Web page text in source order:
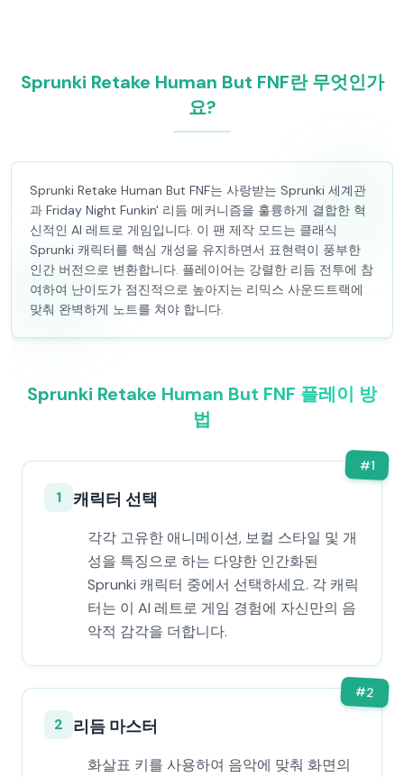
Sprunki Retake Human But FNF란 무엇인가
요?
Sprunki Retake Human But FNF는 사랑받는 Sprunki 세계관
과 Friday Night Funkin' 리듬 메커니즘을 훌륭하게 결합한 혁
신적인 AI 레트로 게임입니다. 이 팬 제작 모드는 클래식
Sprunki 캐릭터를 핵심 개성을 유지하면서 표현력이 풍부한
인간 버전으로 변환합니다. 플레이어는 강렬한 리듬 전투에 참
여하여 난이도가 점진적으로 높아지는 리믹스 사운드트랙에
맞춰 완벽하게 노트를 쳐야 합니다.
Sprunki Retake Human But FNF 플레이 방
법
#1
1 캐릭터 선택
각각 고유한 애니메이션, 보컬 스타일 및 개
성을 특징으로 하는 다양한 인간화된
Sprunki 캐릭터 중에서 선택하세요. 각 캐릭
터는 이 AI 레트로 게임 경험에 자신만의 음
악적 감각을 더합니다.
#2
2 리듬 마스터
화살표 키를 사용하여 음악에 맞춰 화면의